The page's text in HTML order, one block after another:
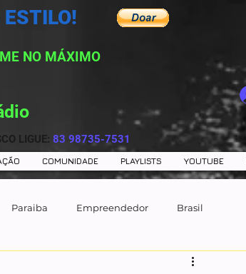
NO MÁXIMO
LIGUE: 83 98735-7531
COMUNIDADE PLAYLISTS YOUTUBE
Paraiba Empreendedor Brasil